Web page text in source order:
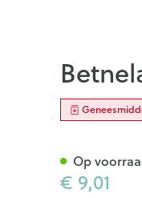
€ 9,01
Op